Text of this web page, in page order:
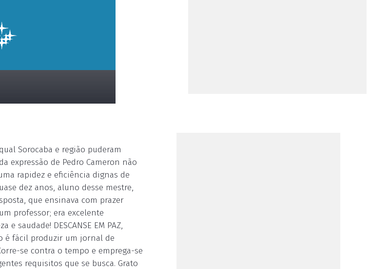
Sorocaba e região puderam
expressão de Pedro Cameron não
rapidez e eficiência dignas de
dez anos, aluno desse mestre,
que ensinava com prazer
professor; era excelente
saudade! DESCANSE EM PAZ,
é fácil produzir um jornal de
se contra o tempo e emprega-se
requisitos que se busca. Grato